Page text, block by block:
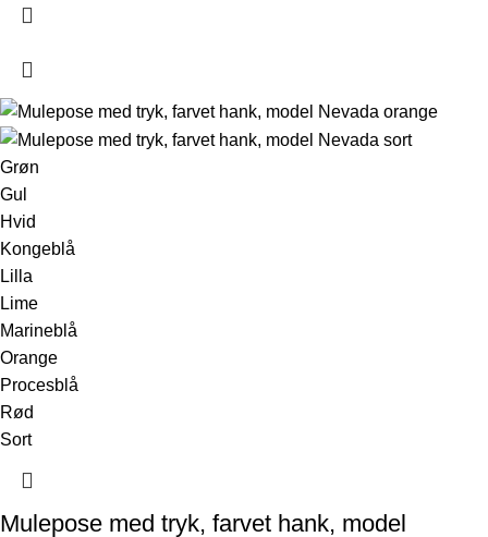
Grøn
Gul
Hvid
Kongeblå
Lilla
Lime
Marineblå
Orange
Procesblå
Rød
Sort
Mulepose med tryk, farvet hank, model